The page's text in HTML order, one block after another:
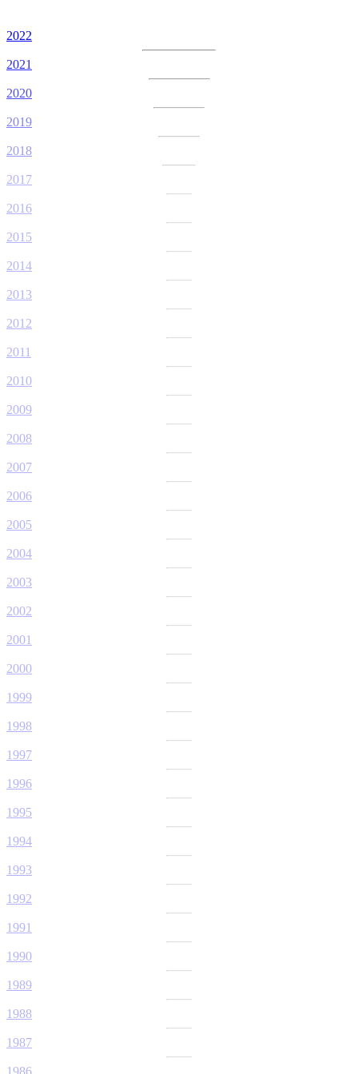
2022
2021
2020
2019
2018
2017
2016
2015
2014
2013
2012
2011
2010
2009
2008
2007
2006
2005
2004
2003
2002
2001
2000
1999
1998
1997
1996
1995
1994
1993
1992
1991
1990
1989
1988
1987
1986